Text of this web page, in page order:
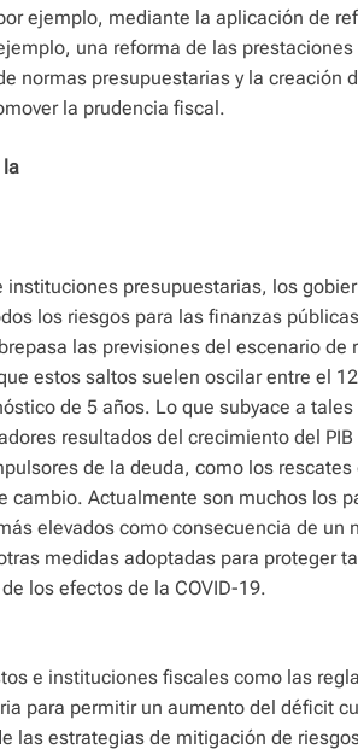
ejemplo, mediante la aplicación de
una reforma de las prestaciones
normas presupuestarias y la creación
la prudencia fiscal.
la
instituciones presupuestarias, los
los riesgos para las finanzas
las previsiones del escenario de
estos saltos suelen oscilar entre el
de 5 años. Lo que subyace a
resultados del crecimiento del
de la deuda, como los
cambio. Actualmente son muchos los
elevados como consecuencia de un
medidas adoptadas para proteger
los efectos de la COVID-19.
e instituciones fiscales como las
para permitir un aumento del déficit
las estrategias de mitigación de